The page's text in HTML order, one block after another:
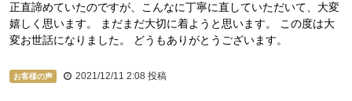
正直諦めていたのですが、こんなに丁寧に直していただいて、大変
嬉しく思います。 まだまだ大切に着ようと思います。 この度は大
変お世話になりました。 どうもありがとうございます。
お客様の声 2021/12/11 2:08 投稿